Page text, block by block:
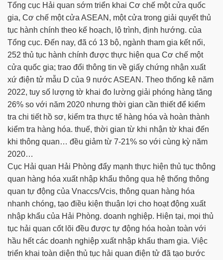
Tổng cục Hải quan sớm triển khai Cơ chế một cửa quốc
gia, Cơ chế một cửa ASEAN, một cửa trong giải quyết thủ
tục hành chính theo kế hoạch, lộ trình, định hướng. của
Tổng cục. Đến nay, đã có 13 bộ, ngành tham gia kết nối,
252 thủ tục hành chính được thực hiện qua Cơ chế một
cửa quốc gia; trao đổi thông tin về giấy chứng nhận xuất
xứ điện tử mẫu D của 9 nước ASEAN. Theo thống kê năm
2022, tuy số lượng tờ khai đo lường giải phóng hàng tăng
26% so với năm 2020 nhưng thời gian cần thiết để kiểm
tra chi tiết hồ sơ, kiểm tra thực tế hàng hóa và hoàn thành
kiểm tra hàng hóa. thuế, thời gian từ khi nhận tờ khai đến
khi thông quan… đều giảm từ 7-21% so với cùng kỳ năm
2020…
Cục Hải quan Hải Phòng đẩy mạnh thực hiện thủ tục thông
quan hàng hóa xuất nhập khẩu thông qua hệ thống thông
quan tự động của Vnaccs/Vcis, thông quan hàng hóa
nhanh chóng, tạo điều kiện thuận lợi cho hoạt động xuất
nhập khẩu của Hải Phòng. doanh nghiệp. Hiện tại, mọi thủ
tục hải quan cốt lõi đều được tự động hóa hoàn toàn với
hầu hết các doanh nghiệp xuất nhập khẩu tham gia. Việc
triển khai toàn diện thủ tục hải quan điện tử đã tạo bước